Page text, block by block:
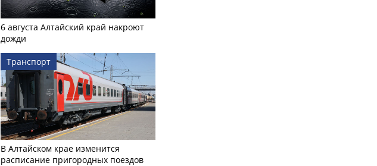
6 августа Алтайский край накроют
дожди
Транспорт
В Алтайском крае изменится
расписание пригородных поездов